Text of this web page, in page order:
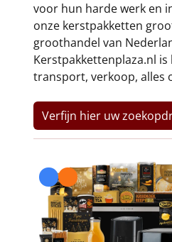
voor hun harde werk en
onze kerstpakketten
groothandel van
Kerstpakkettenplaza.nl
transport, verkoop, alles
Verfijn hier uw